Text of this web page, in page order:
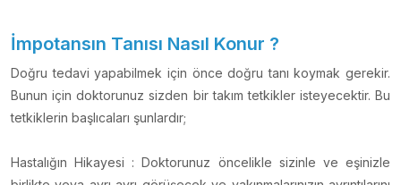
İmpotansın Tanısı Nasıl Konur ?
Doğru tedavi yapabilmek için önce doğru tanı koymak gerekir.
Bunun için doktorunuz sizden bir takım tetkikler isteyecektir. Bu
tetkiklerin başlıcaları şunlardır;
Hastalığın Hikayesi : Doktorunuz öncelikle sizinle ve eşinizle